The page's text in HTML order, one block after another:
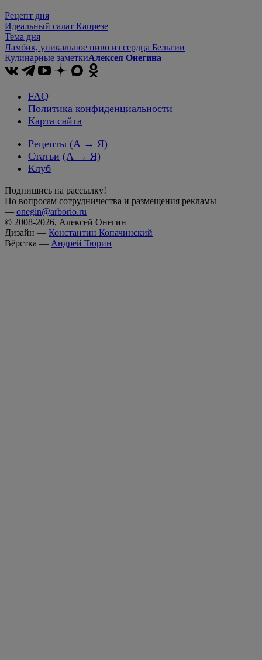
Рецепт дня
Идеальный салат Капрезе
Тема дня
Ламбик, уникальное пиво из сердца Бельгии
Кулинарные заметкиАлексея Онегина
FAQ
Политика конфиденциальности
Карта сайта
Рецепты (А → Я)
Статьи (А → Я)
Клуб
Подпишись на рассылку!
По вопросам сотрудничества и размещения рекламы
— onegin@arborio.ru
© 2008-2026, Алексей Онегин
Дизайн — Константин Копачинский
Вёрстка — Андрей Тюрин